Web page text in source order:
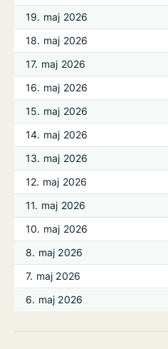
19. maj 2026
18. maj 2026
17. maj 2026
16. maj 2026
15. maj 2026
14. maj 2026
13. maj 2026
12. maj 2026
11. maj 2026
10. maj 2026
8. maj 2026
7. maj 2026
6. maj 2026